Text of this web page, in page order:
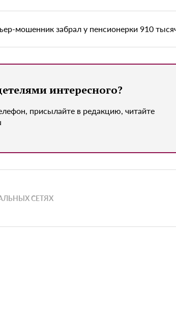
мошенник забрал у пенсионерки 910
интересного?
присылайте в редакцию, читайте
СЕТЯХ